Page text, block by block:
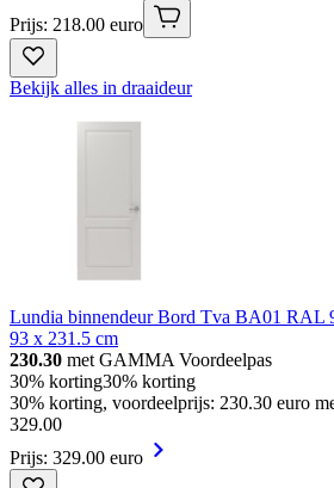
Prijs: 218.00 euro
Bekijk alles in draaideur
Lundia binnendeur Bord Tva BA01 RAL
93 x 231.5 cm
230.30 met GAMMA Voordeelpas
30% korting30% korting
30% korting, voordeelprijs: 230.30 euro
329.00
Prijs: 329.00 euro